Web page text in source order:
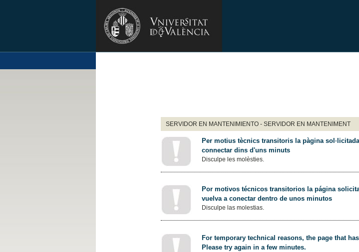
SERVIDOR EN MANTENIMIENTO - SERVIDOR EN MANTENIMENT
Per motius tècnics transitoris la pàgina
connectar dins d'uns minuts
Disculpe les molèsties.
Por motivos técnicos transitorios la página
vuelva a conectar dentro de unos minutos
Disculpe las molestias.
For temporary technical reasons, the page that
Please try again in a few minutes.